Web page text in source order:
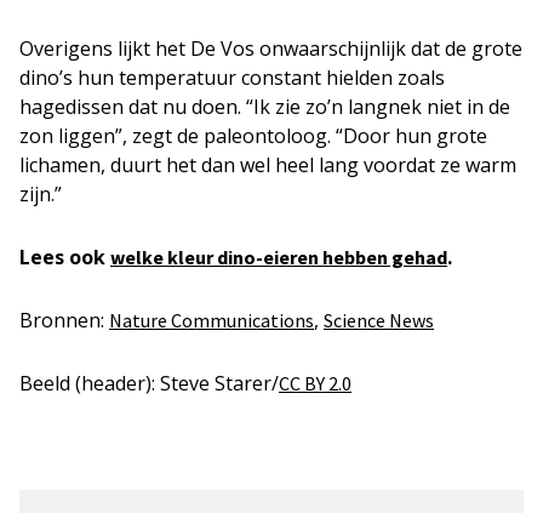
Overigens lijkt het De Vos onwaarschijnlijk dat de grote
dino’s hun temperatuur constant hielden zoals
hagedissen dat nu doen. “Ik zie zo’n langnek niet in de
zon liggen”, zegt de paleontoloog. “Door hun grote
lichamen, duurt het dan wel heel lang voordat ze warm
zijn.”
Lees ook welke kleur dino-eieren hebben gehad.
Bronnen: Nature Communications, Science News
Beeld (header): Steve Starer/CC BY 2.0